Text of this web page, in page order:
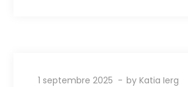
1 septembre 2025 byKatia Ierg